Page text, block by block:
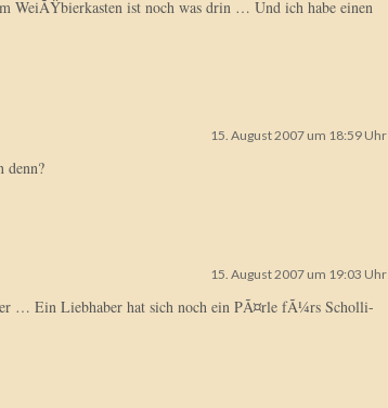
WeiÃŸbierkasten ist noch was drin … Und ich habe einen
15. August 2007 um 18:59 Uhr
denn?
15. August 2007 um 19:03 Uhr
… Ein Liebhaber hat sich noch ein PÃ¤rle fÃ¼rs Scholli-